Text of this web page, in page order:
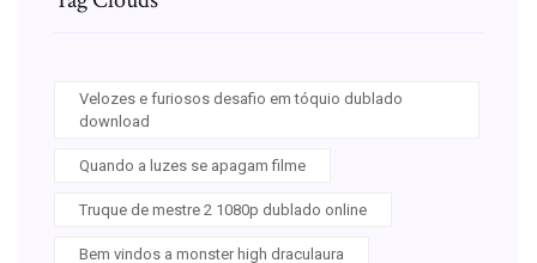
Velozes e furiosos desafio em tóquio dublado
download
Quando a luzes se apagam filme
Truque de mestre 2 1080p dublado online
Bem vindos a monster high draculaura